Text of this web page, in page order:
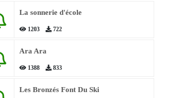
La sonnerie d'école
1203 722
Ara Ara
1388 833
Les Bronzés Font Du Ski